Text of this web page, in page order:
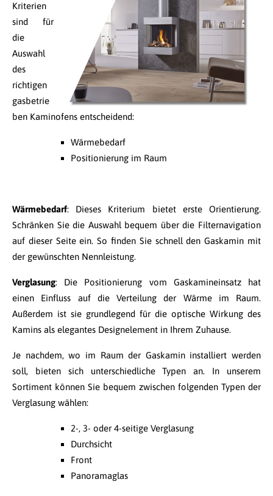
Kriterien
sind für
die
Auswahl
des
richtigen
gasbetrie
ben Kaminofens entscheidend:
Wärmebedarf
Positionierung im Raum
Wärmebedarf: Dieses Kriterium bietet erste Orientierung.
Schränken Sie die Auswahl bequem über die Filternavigation
auf dieser Seite ein. So finden Sie schnell den Gaskamin mit
der gewünschten Nennleistung.
Verglasung: Die Positionierung vom Gaskamineinsatz hat
einen Einfluss auf die Verteilung der Wärme im Raum.
Außerdem ist sie grundlegend für die optische Wirkung des
Kamins als elegantes Designelement in Ihrem Zuhause.
Je nachdem, wo im Raum der Gaskamin installiert werden
soll, bieten sich unterschiedliche Typen an. In unserem
Sortiment können Sie bequem zwischen folgenden Typen der
Verglasung wählen:
2-, 3- oder 4-seitige Verglasung
Durchsicht
Front
Panoramaglas